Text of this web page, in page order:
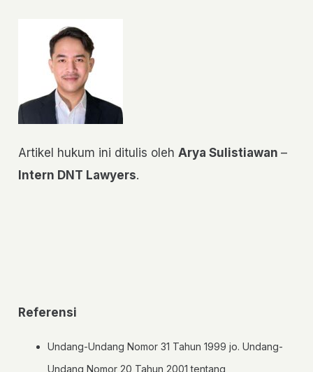
Artikel hukum ini ditulis oleh Arya Sulistiawan –
Intern DNT Lawyers.
Referensi
Undang-Undang Nomor 31 Tahun 1999 jo. Undang-
Undang Nomor 20 Tahun 2001 tentang